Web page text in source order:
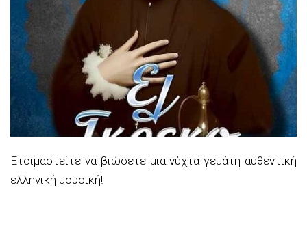
Ετοιμαστείτε να βιώσετε μια νύχτα γεμάτη αυθεντική
ελληνική μουσική!